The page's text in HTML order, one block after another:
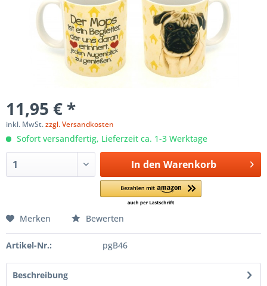
11,95 € *
inkl. MwSt.zzgl. Versandkosten
Sofort versandfertig, Lieferzeit ca. 1-3 Werktage
In den Warenkorb
Merken Bewerten
Artikel-Nr.: pgB46
Beschreibung